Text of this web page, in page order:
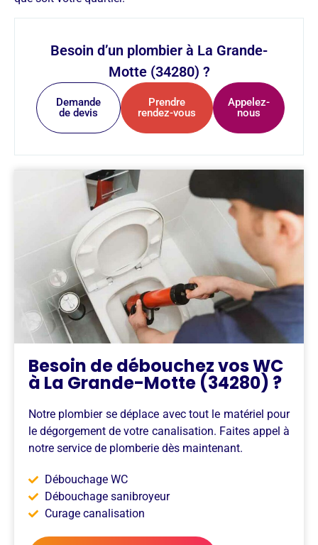
Besoin d’un plombier à La Grande-
Motte (34280) ?
Demande
de devis
Prendre
rendez-vous
Appelez-
nous
Besoin de débouchez vos WC
à La Grande-Motte (34280) ?
Notre plombier se déplace avec tout le matériel pour
le dégorgement de votre canalisation. Faites appel à
notre service de plomberie dès maintenant.
Débouchage WC
Débouchage sanibroyeur
Curage canalisation